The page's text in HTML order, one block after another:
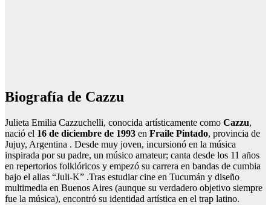
Biografía de Cazzu
Julieta Emilia Cazzuchelli, conocida artísticamente como Cazzu,
nació el 16 de diciembre de 1993 en Fraile Pintado, provincia de
Jujuy, Argentina . Desde muy joven, incursionó en la música
inspirada por su padre, un músico amateur; canta desde los 11 años
en repertorios folklóricos y empezó su carrera en bandas de cumbia
bajo el alias “Juli-K” .Tras estudiar cine en Tucumán y diseño
multimedia en Buenos Aires (aunque su verdadero objetivo siempre
fue la música), encontró su identidad artística en el trap latino.